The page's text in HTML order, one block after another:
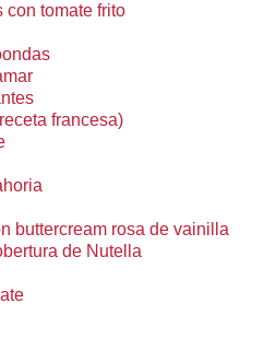
tomate frito
francesa)
buttercream rosa de vainilla
de Nutella